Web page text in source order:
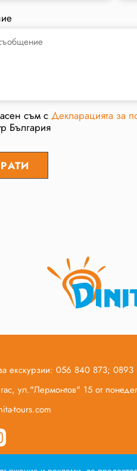
съм с Декларацията за
България
екскурзии: 056 840 873;
ул."Лермонтов" 15 от
tours.com
Общи условия по договор за